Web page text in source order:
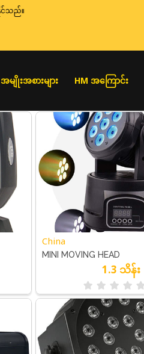
အမျိုးအစားများ HM အကြောင်း
China
MINI MOVING HEAD
1.3 သိန်း